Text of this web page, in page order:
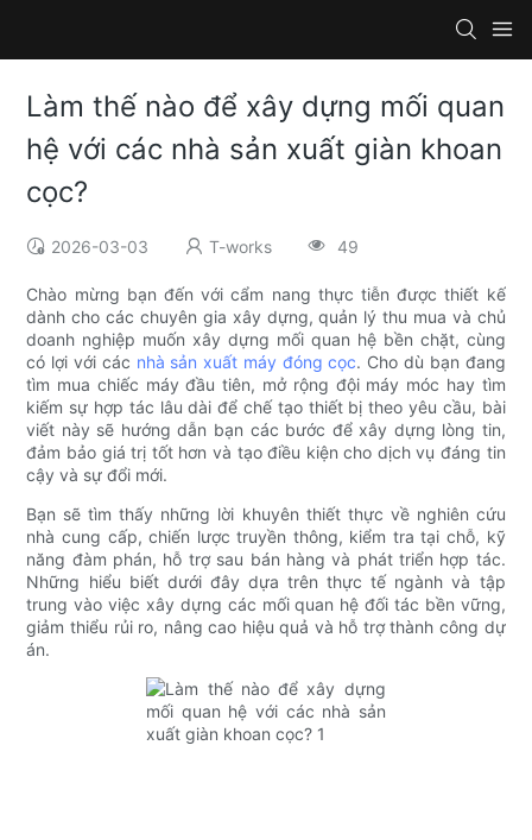
Làm thế nào để xây dựng mối quan
hệ với các nhà sản xuất giàn khoan
cọc?
2026-03-03 T-works 49
Chào mừng bạn đến với cẩm nang thực tiễn được thiết kế
dành cho các chuyên gia xây dựng, quản lý thu mua và chủ
doanh nghiệp muốn xây dựng mối quan hệ bền chặt, cùng
có lợi với các nhà sản xuất máy đóng cọc. Cho dù bạn đang
tìm mua chiếc máy đầu tiên, mở rộng đội máy móc hay tìm
kiếm sự hợp tác lâu dài để chế tạo thiết bị theo yêu cầu, bài
viết này sẽ hướng dẫn bạn các bước để xây dựng lòng tin,
đảm bảo giá trị tốt hơn và tạo điều kiện cho dịch vụ đáng tin
cậy và sự đổi mới.
Bạn sẽ tìm thấy những lời khuyên thiết thực về nghiên cứu
nhà cung cấp, chiến lược truyền thông, kiểm tra tại chỗ, kỹ
năng đàm phán, hỗ trợ sau bán hàng và phát triển hợp tác.
Những hiểu biết dưới đây dựa trên thực tế ngành và tập
trung vào việc xây dựng các mối quan hệ đối tác bền vững,
giảm thiểu rủi ro, nâng cao hiệu quả và hỗ trợ thành công dự
án.